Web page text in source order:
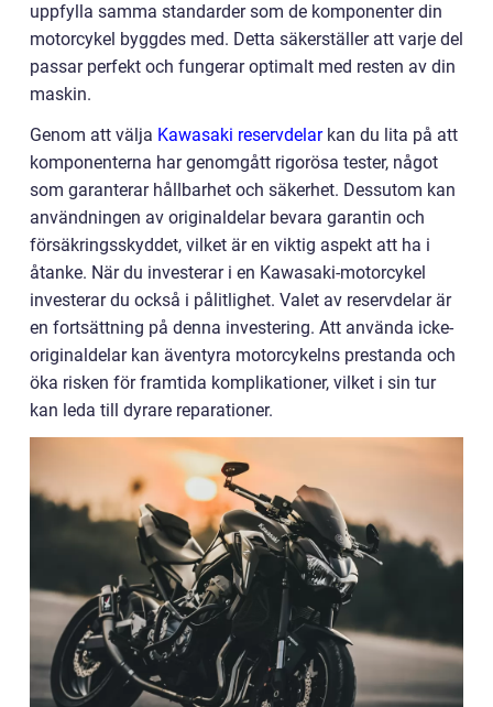
uppfylla samma standarder som de komponenter din
motorcykel byggdes med. Detta säkerställer att varje del
passar perfekt och fungerar optimalt med resten av din
maskin.
Genom att välja Kawasaki reservdelarkan du lita på att
komponenterna har genomgått rigorösa tester, något
som garanterar hållbarhet och säkerhet. Dessutom kan
användningen av originaldelar bevara garantin och
försäkringsskyddet, vilket är en viktig aspekt att ha i
åtanke. När du investerar i en Kawasaki-motorcykel
investerar du också i pålitlighet. Valet av reservdelar är
en fortsättning på denna investering. Att använda icke-
originaldelar kan äventyra motorcykelns prestanda och
öka risken för framtida komplikationer, vilket i sin tur
kan leda till dyrare reparationer.